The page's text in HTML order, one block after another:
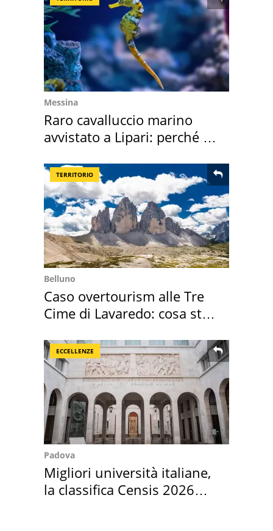
Messina
Raro cavalluccio marino
avvistato a Lipari: perché è
TERRITORIO
Belluno
Caso overtourism alle Tre
Cime di Lavaredo: cosa sta
ECCELLENZE
Padova
Migliori università italiane,
la classifica Censis 2026